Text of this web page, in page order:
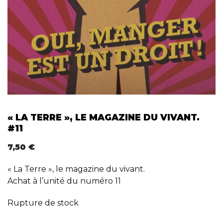
« LA TERRE », LE MAGAZINE DU VIVANT.
#11
7,50 €
« La Terre », le magazine du vivant.
Achat à l’unité du numéro 11
Rupture de stock